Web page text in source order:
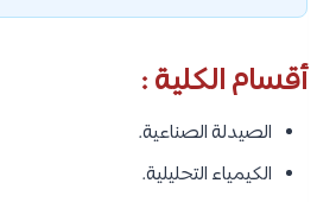
أقسام الكلية :
الصيدلة الصناعية.
الكيمياء التحليلية.